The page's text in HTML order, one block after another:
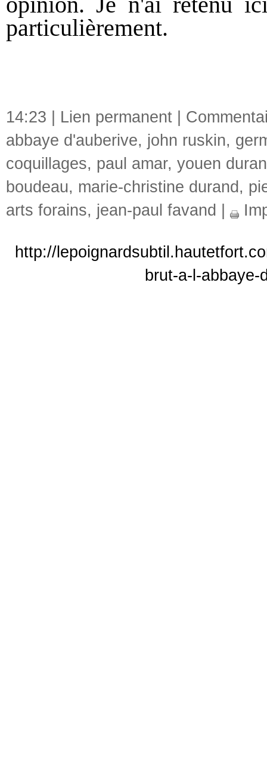
particulièrement.
14:23 | Lien permanent
abbaye d'auberive, john ruskin,
coquillages, paul amar, youen
boudeau, marie-christine durand ,
arts forains, jean-paul favand
http://
brut-a-l-abbaye-